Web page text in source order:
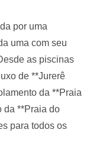
por uma
uma com seu
as piscinas
de **Jurerê
da **Praia
da **Praia do
para todos os